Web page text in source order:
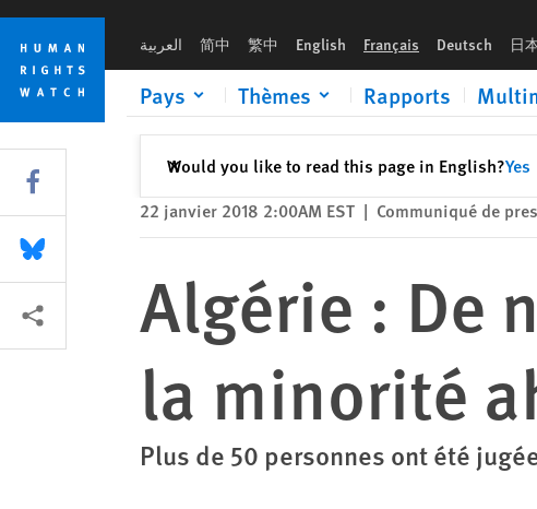
Skip
cookie
privacy
notice
Skip
main
content
العربية 简中 繁中 English Français Deutsch 日
Pays Thèmes Rapports
Would you like to read this page in English?Yes
✕Fermer
22 janvier 2018 2:00AM EST | Communiqué de
Algérie : De
la minorité
Plus de 50 personnes ont été
Share this via Facebook
Share this via Bluesky
Share this via Partagez